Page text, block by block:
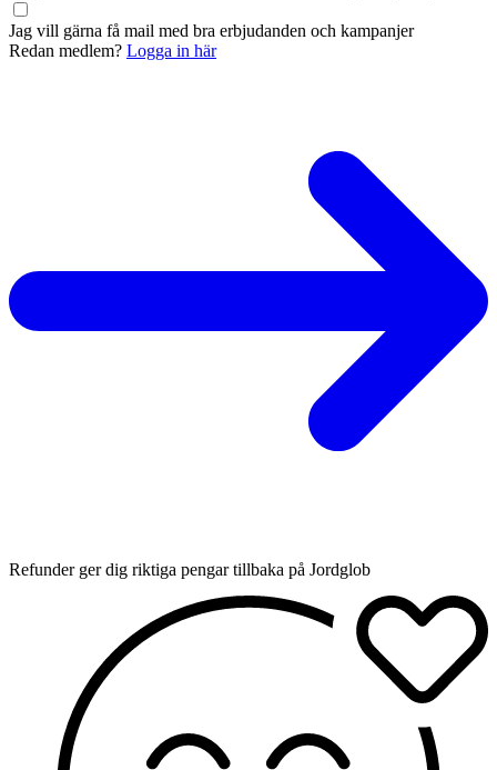
Jag vill gärna få mail med bra erbjudanden och kampanjer
Redan medlem? Logga in här
Refunder ger dig riktiga pengar tillbaka på Jordglob